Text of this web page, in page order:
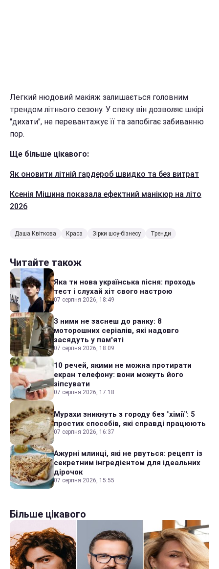
Легкий нюдовий макіяж залишається головним
трендом літнього сезону. У спеку він дозволяє шкірі
"дихати", не перевантажує її та запобігає забиванню
пор.
Ще більше цікавого:
Як оновити літній гардероб швидко та без витрат
Ксенія Мішина показала ефектний манікюр на літо
2026
Даша Квіткова Краса Зірки шоу-бізнесу Тренди
Читайте також
Яка ти нова українська пісня: проходь
тест і слухай хіт свого настрою
07 серпня 2026, 18:49
З ними не заснеш до ранку: 8
моторошних серіалів, які надовго
засядуть у пам'яті
07 серпня 2026, 18:09
10 речей, якими не можна протирати
екран телефону: вони можуть його
зіпсувати
07 серпня 2026, 17:18
Мурахи зникнуть з городу без "хімії": 5
простих способів, які справді працюють
07 серпня 2026, 16:37
Ажурні млинці, які не рвуться: рецепт із
секретним інгредієнтом для ідеальних
дірочок
07 серпня 2026, 15:55
Більше цікавого